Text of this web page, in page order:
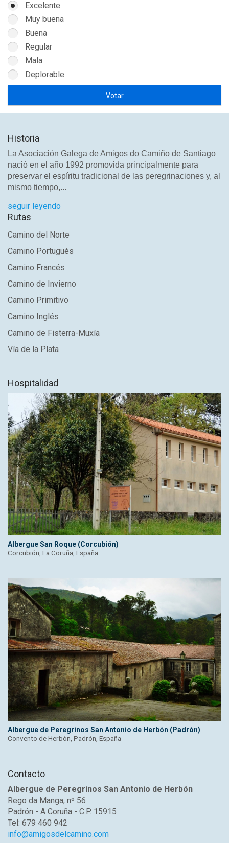
Excelente
Muy buena
Buena
Regular
Mala
Deplorable
Historia
La Asociación Galega de Amigos do Camiño de Santiago
nació en el año 1992 promovida principalmente para
preservar el espíritu tradicional de las peregrinaciones y, al
mismo tiempo,...
seguir leyendo
Rutas
Camino del Norte
Camino Portugués
Camino Francés
Camino de Invierno
Camino Primitivo
Camino Inglés
Camino de Fisterra-Muxía
Vía de la Plata
Hospitalidad
Albergue San Roque (Corcubión)
Corcubión, La Coruña, España
Albergue de Peregrinos San Antonio de Herbón (Padrón)
Convento de Herbón, Padrón, España
Contacto
Albergue de Peregrinos San Antonio de Herbón
Rego da Manga, nº 56
Padrón - A Coruña - C.P. 15915
Tel: 679 460 942
info@amigosdelcamino.com